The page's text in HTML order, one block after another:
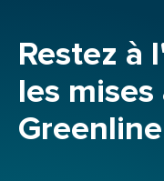
Restez à
les